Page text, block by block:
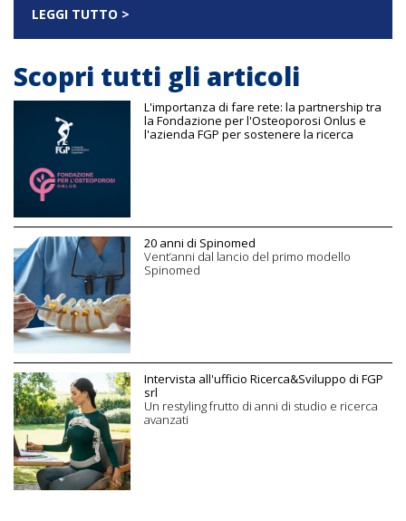
LEGGI TUTTO >
Scopri tutti gli articoli
L'importanza di fare rete: la partnership tra
la Fondazione per l'Osteoporosi Onlus e
l'azienda FGP per sostenere la ricerca
20 anni di Spinomed
Vent’anni dal lancio del primo modello
Spinomed
Intervista all'ufficio Ricerca&Sviluppo di FGP
srl
Un restyling frutto di anni di studio e ricerca
avanzati